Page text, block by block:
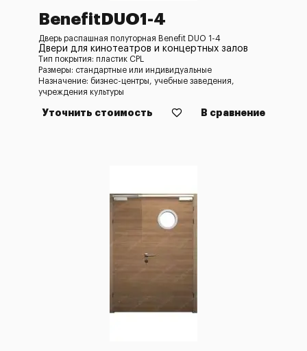
BenefitDUO1-4
Дверь распашная полуторная Benefit DUO 1-4
Двери для кинотеатров и концертных залов
Тип покрытия: пластик CPL
Размеры: стандартные или индивидуальные
Назначение: бизнес-центры, учебные заведения,
учреждения культуры
Уточнить стоимость В сравнение